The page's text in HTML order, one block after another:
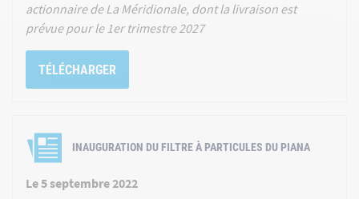
actionnaire de La Méridionale, dont la livraison est
prévue pour le 1er trimestre 2027
TÉLÉCHARGER
INAUGURATION DU FILTRE À PARTICULES DU PIANA
Le 5 septembre 2022